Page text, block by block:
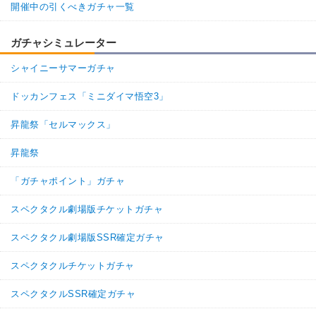
開催中の引くべきガチャ一覧
ガチャシミュレーター
シャイニーサマーガチャ
ドッカンフェス「ミニダイマ悟空3」
昇龍祭「セルマックス」
昇龍祭
「ガチャポイント」ガチャ
スペクタクル劇場版チケットガチャ
スペクタクル劇場版SSR確定ガチャ
スペクタクルチケットガチャ
スペクタクルSSR確定ガチャ